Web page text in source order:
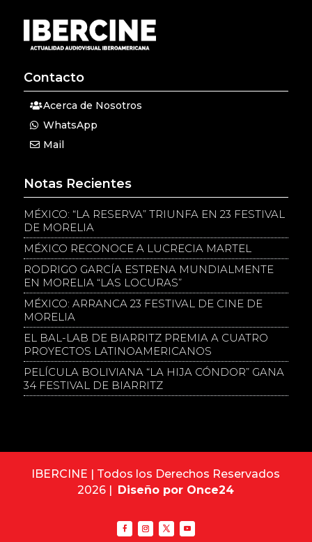
Contacto
Acerca de Nosotros
WhatsApp
Mail
Notas Recientes
MÉXICO: “LA RESERVA” TRIUNFA EN 23 FESTIVAL
DE MORELIA
MÉXICO RECONOCE A LUCRECIA MARTEL
RODRIGO GARCÍA ESTRENA MUNDIALMENTE
EN MORELIA “LAS LOCURAS”
MÉXICO: ARRANCA 23 FESTIVAL DE CINE DE
MORELIA
EL BAL-LAB DE BIARRITZ PREMIA A CUATRO
PROYECTOS LATINOAMERICANOS
PELÍCULA BOLIVIANA “LA HIJA CÓNDOR” GANA
34 FESTIVAL DE BIARRITZ
IBERCINE | Todos los Derechos Reservados
2026 | Diseño por Once24